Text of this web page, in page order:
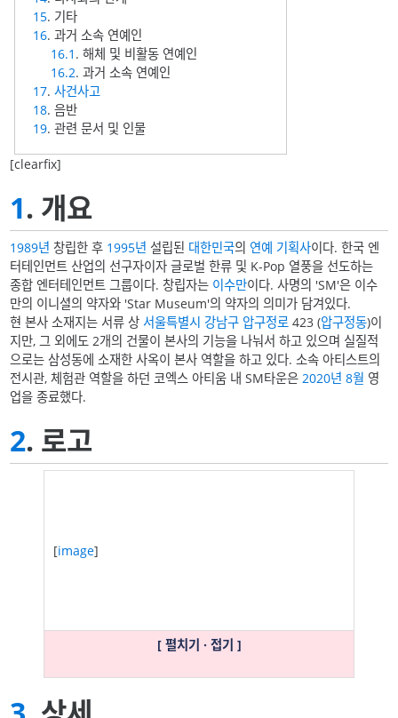
15. 기타
16. 과거 소속 연예인
16.1 . 해체 및 비활동 연예인
16.2. 과거 소속 연예인
17.사건사고
18. 음반
19. 관련 문서 및 인물
[clearfix]
1. 개요
1989년 창립한 후 1995년 설립된 대한민국의 연예 기획사이다. 한국 엔
터테인먼트 산업의 선구자이자 글로벌 한류 및 K-Pop 열풍을 선도하는
종합 엔터테인먼트 그룹이다. 창립자는 이수만이다. 사명의 'SM'은 이수
만의 이니셜의 약자와 'Star Museum'의 약자의 의미가 담겨있다.
현 본사 소재지는 서류 상서울특별시 강남구 압구정로 423 (압구정동)이
지만, 그 외에도 2개의 건물이 본사의 기능을 나눠서 하고 있으며 실질적
으로는 삼성동에 소재한 사옥이 본사 역할을 하고 있다. 소속 아티스트의
전시관, 체험관 역할을 하던 코엑스 아티움 내 SM타운은 2020년 8월 영
업을 종료했다.
2. 로고
[image]
[ 펼치기 · 접기 ]